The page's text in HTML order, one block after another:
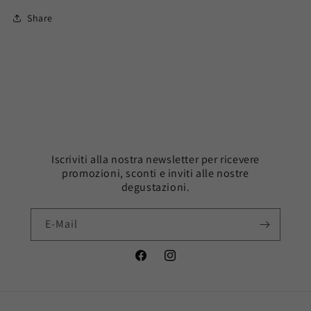
Share
Iscriviti alla nostra newsletter per ricevere
promozioni, sconti e inviti alle nostre
degustazioni.
E-Mail
FacebookInstagram